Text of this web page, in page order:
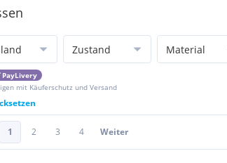
Zustand Material
PayLivery
mit Käuferschutz und Versand
1 2 3 4 Weiter